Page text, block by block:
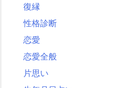
無料恋愛占いまとめ
復縁
性格診断
恋愛
恋愛全般
片思い